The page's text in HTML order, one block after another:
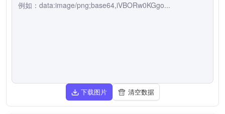
下载图片 清空数据